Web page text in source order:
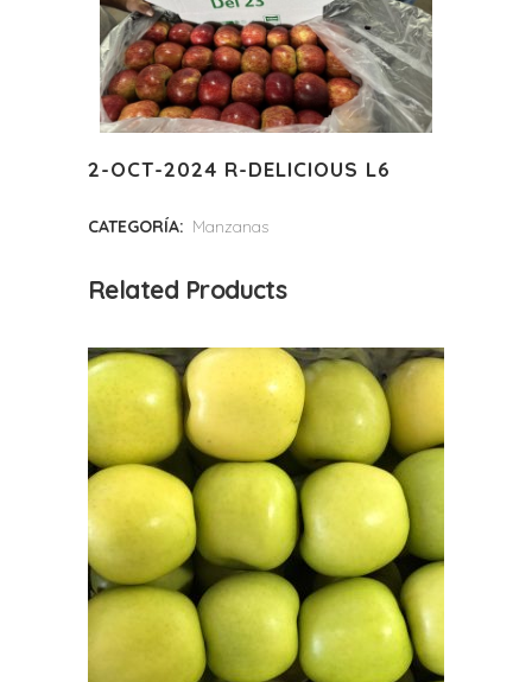
2-OCT-2024 R-DELICIOUS L6
CATEGORÍA: Manzanas
Related Products